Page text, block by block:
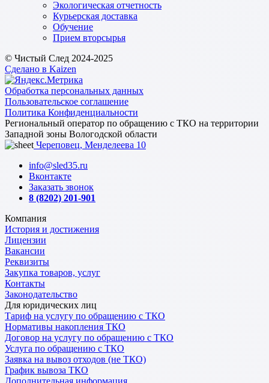
Экологическая отчетность
Курьерская доставка
Обучение
Прием вторсырья
© Чистый След 2024-2025
Сделано в Kaizen
Обработка персональных данных
Пользовательское соглашение
Политика Конфиденциальности
Региональный оператор по обращению с ТКО на территории
Западной зоны Вологодской области
Череповец, Менделеева 10
info@sled35.ru
Вконтакте
Заказать звонок
8 (8202) 201-901
Компания
История и достижения
Лицензии
Вакансии
Реквизиты
Закупка товаров, услуг
Контакты
Законодательство
Для юридических лиц
Тариф на услугу по обращению с ТКО
Нормативы накопления ТКО
Договор на услугу по обращению с ТКО
Услуга по обращению с ТКО
Заявка на вывоз отходов (не ТКО)
График вывоза ТКО
Дополнительная информация